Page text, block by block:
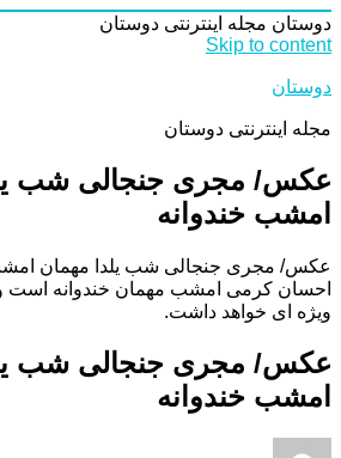
دوستان مجله اینترنتی دوستان
Skip to content
دوستان
مجله اینترنتی دوستان
عکس/ مجری جنجالی شب
امشب خندوانه
عکس/ مجری جنجالی شب یلدا مهمان
احسان كرمى امشب مهمان خندوانه است و
ويژه ای خواهد داشت.
عکس/ مجری جنجالی شب
امشب خندوانه